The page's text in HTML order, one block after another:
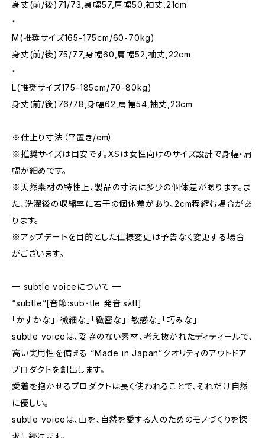
身丈(前/後)71/73,身幅57,肩幅50,袖丈,21cm
・
M(推奨サイズ165-175cm/60-70kg)
身丈(前/後)75/77,身幅60,肩幅52,袖丈,22cm
・
L(推奨サイズ175-185cm/70-80kg)
身丈(前/後)76/78,身幅62,肩幅54,袖丈,23cm
※仕上り寸法（平置き/cm）
※推奨サイズは目安です。XSは女性向けのサイズ設計で身幅・肩
幅が細めです。
※天然素材の特性上、製品の寸法に多少の個体差があります。ま
た、洗濯後の収縮率に若干の個体差があり、2cm程縮む場合があ
ります。
※アップデートを目的とした仕様変更は予告なく変更する場合
がございます。
━ subtle voiceについて ━
“subtle”[音節:sub･tle 発音:sʌ́tl]
「かすかな」「微細な」「緻密な」「敏感な」「巧みな」
subtle voiceは、妥協のない素材、考え抜かれたディティールで、
高い実用性を備える “Made in Japan”クオリティのアウトドア
プロダクトを創出します。
愛着を抱かせるプロダクトは長く使われることで、それだけ自然
に優しい。
subtle voiceは、山を、自然を愛する人のためのモノづくりを探
求し続けます。